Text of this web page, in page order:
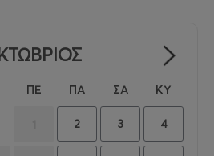
ΠΕ ΠΑ ΣΑ ΚΥ
2 3 4